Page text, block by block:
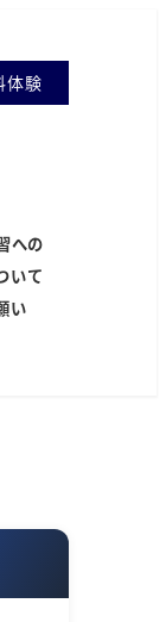
体験
への
いて
い